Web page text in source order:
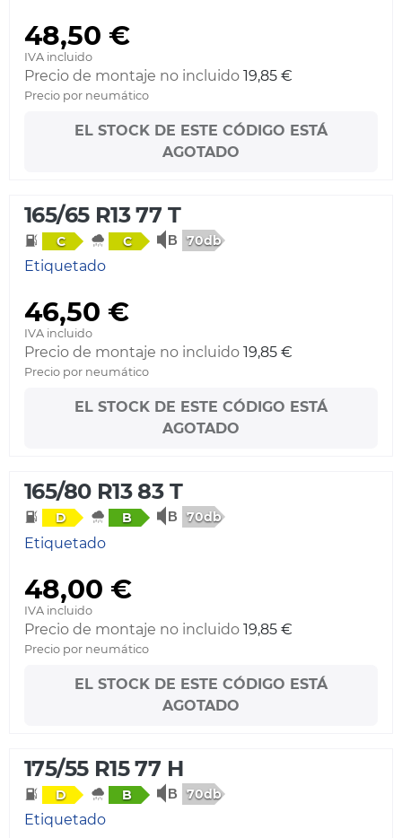
48,50 €
IVA incluido
Precio de montaje no incluido 19,85 €
Precio por neumático
EL STOCK DE ESTE CÓDIGO ESTÁ
AGOTADO
165/65 R13 77 T
C C 70db
Etiquetado
46,50 €
IVA incluido
Precio de montaje no incluido 19,85 €
Precio por neumático
EL STOCK DE ESTE CÓDIGO ESTÁ
AGOTADO
165/80 R13 83 T
D B 70db
Etiquetado
48,00 €
IVA incluido
Precio de montaje no incluido 19,85 €
Precio por neumático
EL STOCK DE ESTE CÓDIGO ESTÁ
AGOTADO
175/55 R15 77 H
D B 70db
Etiquetado